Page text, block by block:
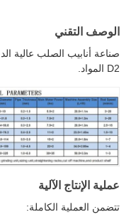
الوصف التقني
صناعة أنابيب الصلب عالية
D2 المواد.
عملية الإنتاج الآلية
تتضمن العملية الكاملة: